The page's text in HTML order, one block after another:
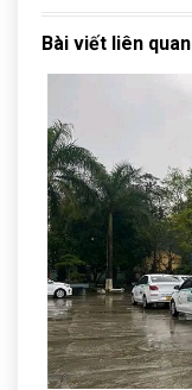
Bài viết liên quan